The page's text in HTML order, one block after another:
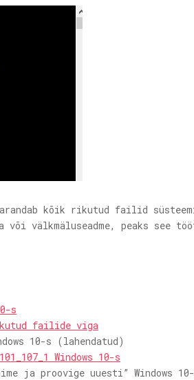
kõik rikutud failid
välkmäluseadme, peaks see
s
failide viga
10-s (lahendatud)
Windows 10-s
ja proovige uuesti” Windows